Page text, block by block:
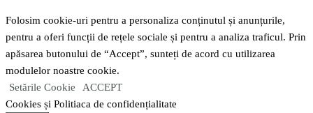
Folosim cookie-uri pentru a personaliza conținutul și anunțurile,
pentru a oferi funcții de rețele sociale și pentru a analiza traficul. Prin
apăsarea butonului de “Accept”, sunteți de acord cu utilizarea
modulelor noastre cookie.
Setările Cookie
ACCEPT
Cookies și Politiaca de confidențialitate